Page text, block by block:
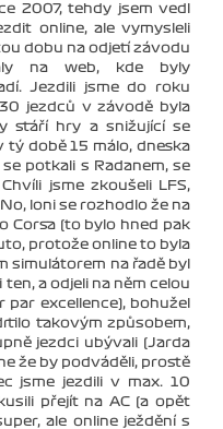
2007, tehdy jsem vedl
online, ale vymysleli
dobu na odjetí závodu
na web, kde byly
Jezdili jsme do roku
jezdců v závodě byla
stáří hry a snižující se
tý době 15 málo, dneska
potkali s Radanem, se
jsme zkoušeli LFS,
loni se rozhodlo že na
Corsa (to bylo hned pak
protože online to byla
simulátorem na řadě byl
a odjeli na něm celou
excellence), bohužel
takovým způsobem,
jezdci ubývali (Jarda
že by podváděli, prostě
jsme jezdili v max. 10
přejít na AC (a opět
ale online ježdění s